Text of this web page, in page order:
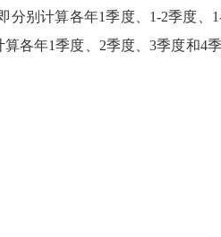
别计算各年1季度、1-2季度、
各年1季度、2季度、3季度和4